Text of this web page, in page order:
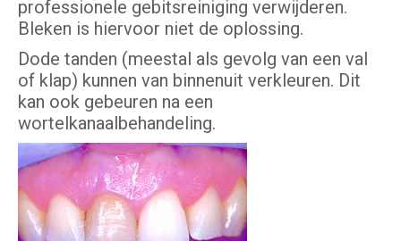
professionele gebitsreiniging verwijderen.
Bleken is hiervoor niet de oplossing.
Dode tanden (meestal als gevolg van een val
of klap) kunnen van binnenuit verkleuren. Dit
kan ook gebeuren na een
wortelkanaalbehandeling.